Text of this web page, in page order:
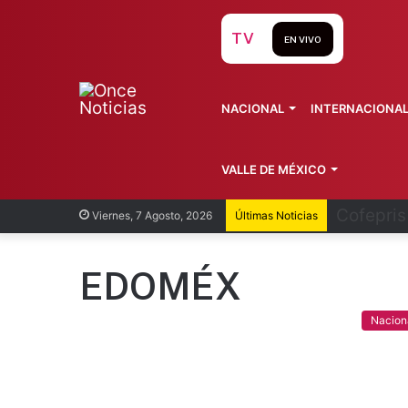
Viernes, 7 Agosto, 2026 Últimas Noticias
TV EN VIVO
NACIONAL INTERNACIONAL
VALLE DE MÉXICO
EDOMÉX